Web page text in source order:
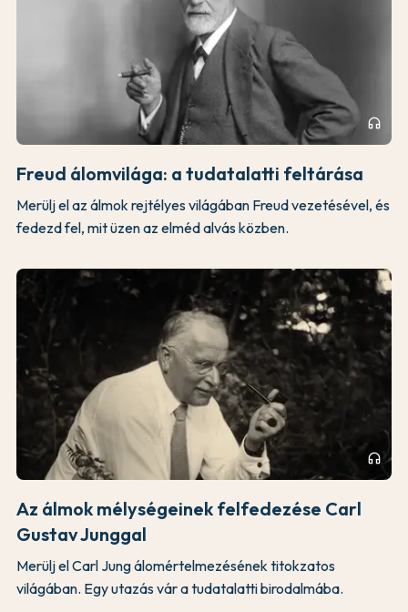
headphones
Freud álomvilága: a tudatalatti feltárása
Merülj el az álmok rejtélyes világában Freud vezetésével, és
fedezd fel, mit üzen az elméd alvás közben.
headphones
Az álmok mélységeinek felfedezése Carl
Gustav Junggal
Merülj el Carl Jung álomértelmezésének titokzatos
világában. Egy utazás vár a tudatalatti birodalmába.